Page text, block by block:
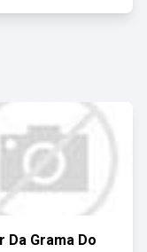
Da Grama Do